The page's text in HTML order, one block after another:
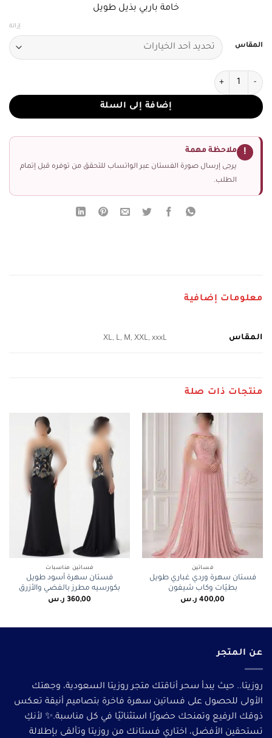
خامة باربي بذيل طويل
المقاس
إزالة
كمية فستان سهرة أخضر بذيل طويل
إضافة إلى السلة
! ملاحظة مهمة
يرجى إرسال صورة الفستان عبر الواتساب للتحقق من توفره قبل إتمام
الطلب.
معلومات إضافية
المقاس XL, L, M, XXL, xxxL
منتجات ذات صلة
فساتين
فستان سهرة وردي غباري طويل
بطيّات وكاب شيفون
400,00 ر.س
فساتين مناسبات
فستان سهرة أسود طويل
بكورسيه مطرز بالفضي والأزرق
360,00 ر.س
عن المتجر
روزيتا.. حيث يبدأ سحر أناقتك متجر روزيتا السعودية، وجهتك
الأولى للحصول على فساتين سهرة فاخرة بتصاميم أنيقة تعكس
ذوقك الرفيع وتمنحك حضورًا استثنائيًا في كل مناسبة.✨ لأنكِ
تستحقين الأفضل، اختاري فستانك من روزيتا وتألقى بإطلالة